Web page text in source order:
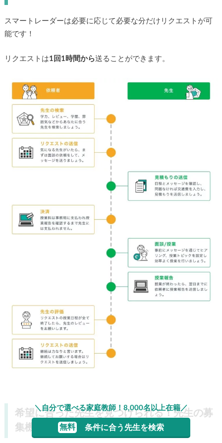
スマートレーダーは必要に応じて必要な分だけリクエストが可
能です！
リクエストは1回1時間から送ることができます。
希望に合った先生を見つけられる！先生の募
集機能
＼自分で選べる家庭教師！8,000名以上在籍／
無料 条件に合う先生を検索